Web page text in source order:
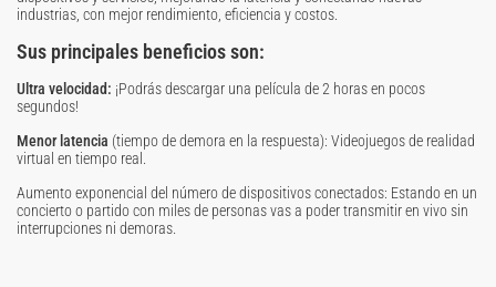
industrias, con mejor rendimiento, eficiencia y costos.
Sus principales beneficios son:
Ultra velocidad: ¡Podrás descargar una película de 2 horas en pocos
segundos!
Menor latencia (tiempo de demora en la respuesta): Videojuegos de realidad
virtual en tiempo real.
Aumento exponencial del número de dispositivos conectados: Estando en un
concierto o partido con miles de personas vas a poder transmitir en vivo sin
interrupciones ni demoras.